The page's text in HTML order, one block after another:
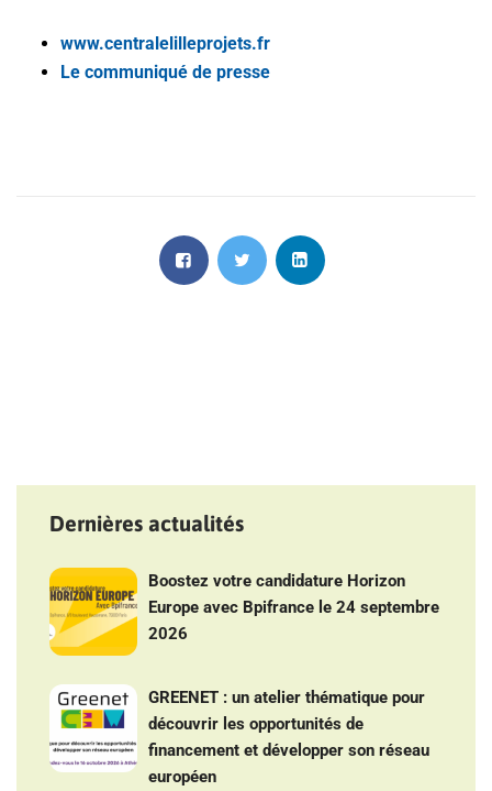
www.centralelilleprojets.fr
Le communiqué de presse
Dernières actualités
Boostez votre candidature Horizon
Europe avec Bpifrance le 24 septembre
2026
GREENET : un atelier thématique pour
découvrir les opportunités de
financement et développer son réseau
européen